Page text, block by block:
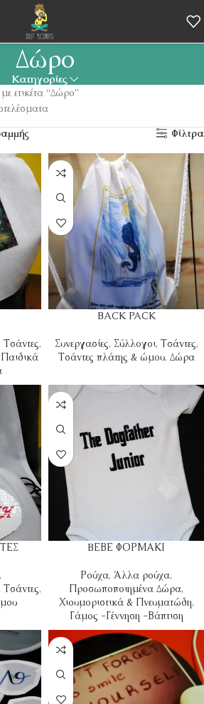
Δώρο
Κατηγορίες
ετικέτα “Δώρο”
Φίλτρα
Τσάντες,
Παιδικά
BACK PACK
Συνεργασίες, Σύλλογοι, Τσάντες,
Τσάντες πλάτης & ώμου, Δώρα
,
Τσάντες,
BΕΒΕ ΦΟΡΜΑΚΙ
Ρούχα, Άλλα ρούχα,
Προσωποποιημένα Δώρα,
Χιουμοριστικά & Πνευματώδη,
Γάμος -Γέννηση -Βάπτιση